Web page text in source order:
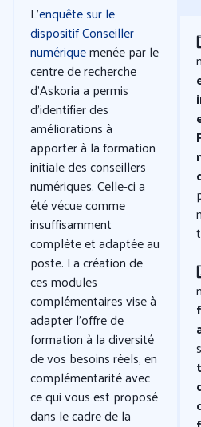
L’enquête sur le
dispositif Conseiller
numériquemenée par le
centre de recherche
d’Askoria a permis
d’identifier des
améliorations à
apporter à la formation
initiale des conseillers
numériques. Celle-ci a
été vécue comme
insuffisamment
complète et adaptée au
poste. La création de
ces modules
complémentaires vise à
adapter l’offre de
formation à la diversité
de vos besoins réels, en
complémentarité avec
ce qui vous est proposé
dans le cadre de la